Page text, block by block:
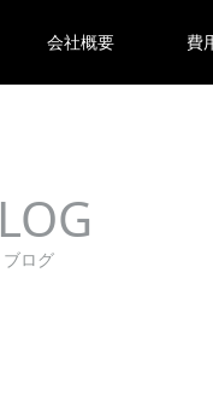
会社概要 費
ブログ